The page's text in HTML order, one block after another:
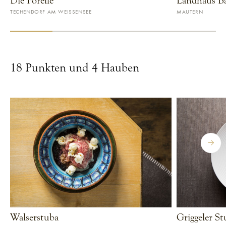
TECHENDORF AM WEISSENSEE
MAUTERN
18 Punkten und 4 Hauben
Walserstuba